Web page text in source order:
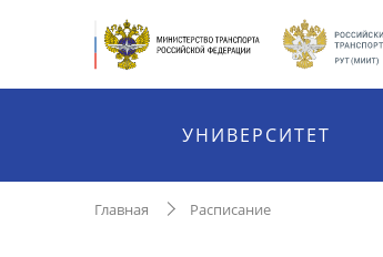
УНИВЕРСИТЕТ
Главная Расписание